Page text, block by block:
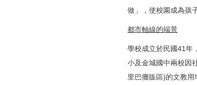
做」，使校園成為孩
都市軸線的端景
學校成立於民國41年
小及金城國中兩校因
里巴攤販區)的文教用